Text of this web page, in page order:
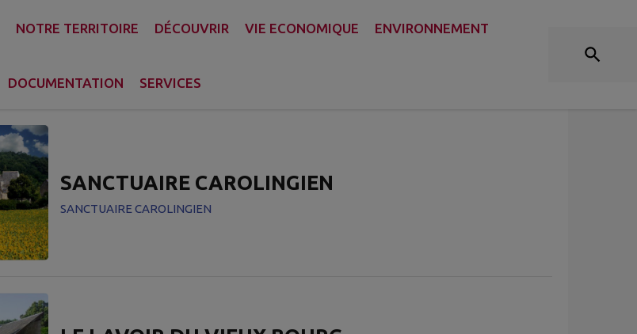
NOTRE TERRITOIRE DÉCOUVRIR VIE ECONOMIQUE ENVIRONNEMENT
DOCUMENTATION SERVICES
DÉCOUVRIR
AUX ALENTOURS
SANCTUAIRE CAROLINGIEN
SANCTUAIRE CAROLINGIEN